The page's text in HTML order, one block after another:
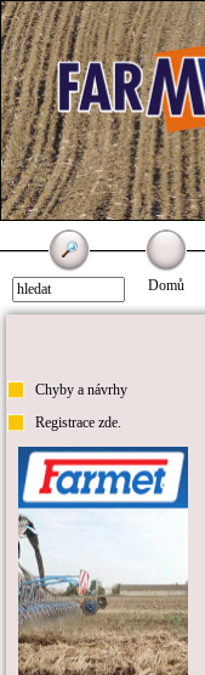
Domů
Chyby a návrhy
Registrace zde.